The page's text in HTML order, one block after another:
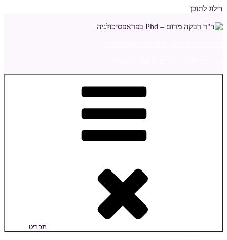
דילוג לתוכן
תפריט